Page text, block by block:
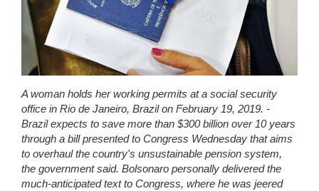
A woman holds her working permits at a social security
office in Rio de Janeiro, Brazil on February 19, 2019. -
Brazil expects to save more than $300 billion over 10 years
through a bill presented to Congress Wednesday that aims
to overhaul the country's unsustainable pension system,
the government said. Bolsonaro personally delivered the
much-anticipated text to Congress, where he was jeered